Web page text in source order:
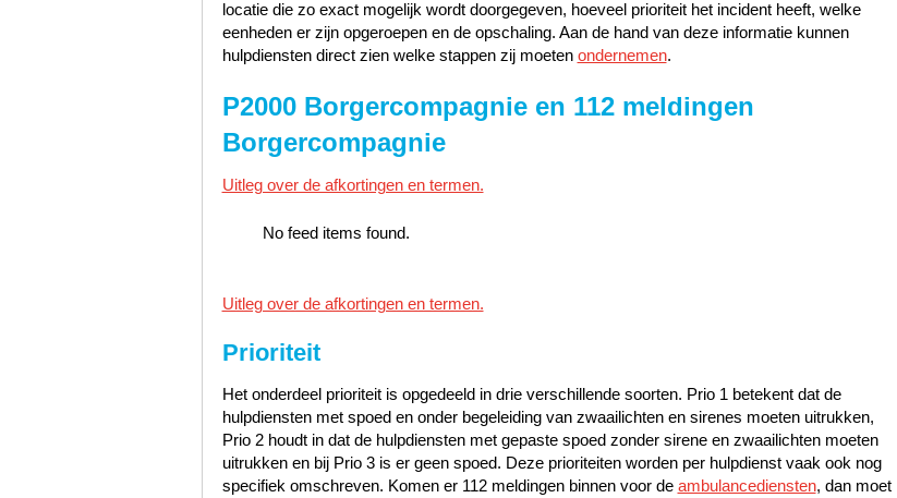
locatie die zo exact mogelijk wordt doorgegeven, hoeveel prioriteit het incident heeft, welke
eenheden er zijn opgeroepen en de opschaling. Aan de hand van deze informatie kunnen
hulpdiensten direct zien welke stappen zij moeten ondernemen.
P2000 Borgercompagnie en 112 meldingen
Borgercompagnie
Uitleg over de afkortingen en termen.
No feed items found.
Uitleg over de afkortingen en termen.
Prioriteit
Het onderdeel prioriteit is opgedeeld in drie verschillende soorten. Prio 1 betekent dat de
hulpdiensten met spoed en onder begeleiding van zwaailichten en sirenes moeten uitrukken,
Prio 2 houdt in dat de hulpdiensten met gepaste spoed zonder sirene en zwaailichten moeten
uitrukken en bij Prio 3 is er geen spoed. Deze prioriteiten worden per hulpdienst vaak ook nog
specifiek omschreven. Komen er 112 meldingen binnen voor de ambulancediensten, dan moet